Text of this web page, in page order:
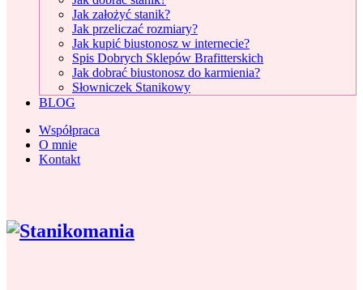
Jak założyć stanik?
Jak przeliczać rozmiary?
Jak kupić biustonosz w internecie?
Spis Dobrych Sklepów Brafitterskich
Jak dobrać biustonosz do karmienia?
Słowniczek Stanikowy
BLOG
Współpraca
O mnie
Kontakt